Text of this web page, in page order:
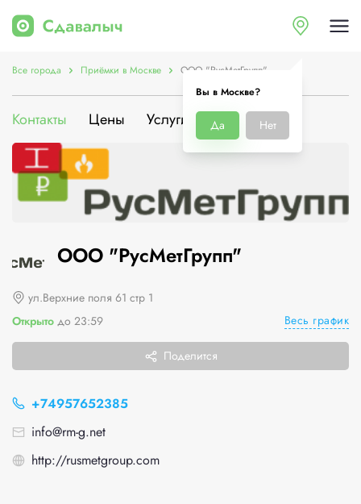
Вы в Москве?
Да Нет
Все города Приёмки в Москве ООО "РусМетГрупп"
Контакты Цены Услуги О компании
ООО "РусМетГрупп"
ул.Верхние поля 61 стр 1
Открыто до 23:59 Весь график
Поделится
+74957652385
info@rm-g.net
http://rusmetgroup.com